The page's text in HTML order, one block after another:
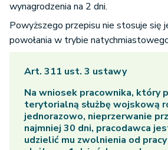
wynagrodzenia na 2 dni.
Powyższego przepisu nie stosuje się
powołania w trybie
Art. 311 ust. 3 ustawy
Na wniosek pracownika, który
terytorialną służbę wojskową
jednorazowo, nieprzerwanie
najmniej 30 dni, pracodawca
udzielić mu zwolnienia od